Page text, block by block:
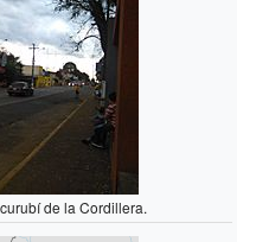
de la Cordillera.